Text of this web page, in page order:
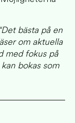
bästa på en
om aktuella
med fokus på
bokas som